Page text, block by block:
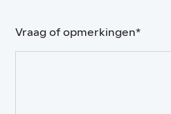
Vraag of opmerkingen*